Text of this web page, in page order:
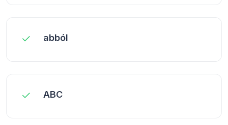
abból
ABC